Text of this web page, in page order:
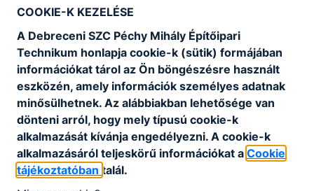
COOKIE-K KEZELÉSE
A Debreceni SZC Péchy Mihály Építőipari
Technikum honlapja cookie-k (sütik) formájában
információkat tárol az Ön böngészésre használt
eszközén, amely információk személyes adatnak
minősülhetnek. Az alábbiakban lehetősége van
dönteni arról, hogy mely típusú cookie-k
alkalmazását kívánja engedélyezni. A cookie-k
alkalmazásáról teljeskörű információkat a Cookie
tájékoztatóban talál.